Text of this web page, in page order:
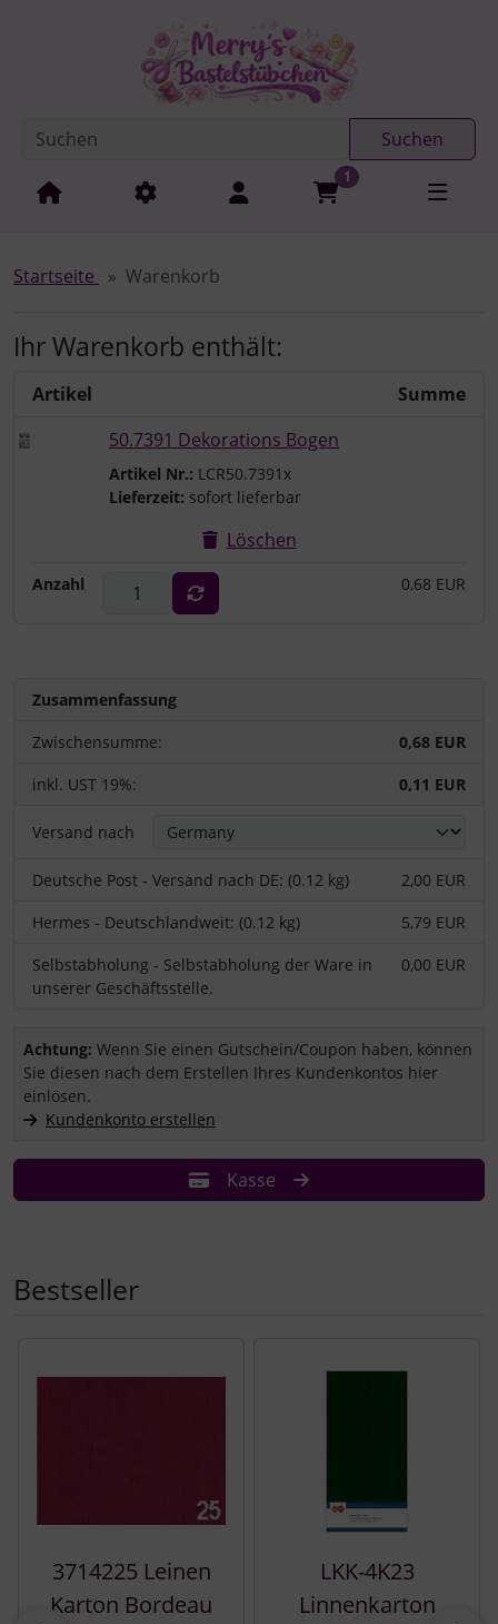
Springe zur Navigation
Suchen
1
Startseite Warenkorb
Ihr Warenkorb enthält:
Artikel
Summe
50.7391 Dekorations Bogen
Artikel Nr.: LCR50.7391x
Lieferzeit: sofort lieferbar
Löschen
Anzahl 0,68 EUR
Zusammenfassung
Zwischensumme:
0,68 EUR
inkl. UST 19%:
0,11 EUR
Versand nach
Deutsche Post - Versand nach DE: (0.12 kg)
2,00 EUR
Hermes - Deutschlandweit: (0.12 kg)
5,79 EUR
Selbstabholung - Selbstabholung der Ware in
unserer Geschäftsstelle.
0,00 EUR
Sie haben einen Coupon/Gutschein und wollen ihn einlösen?
Achtung: Wenn Sie einen Gutschein/Coupon haben, können
Sie diesen nach dem Erstellen Ihres Kundenkontos hier
einlösen.
Kundenkonto erstellen
Kasse
Bestseller
3714225 Leinen
Karton Bordeau
LKK-4K23
Linnenkarton